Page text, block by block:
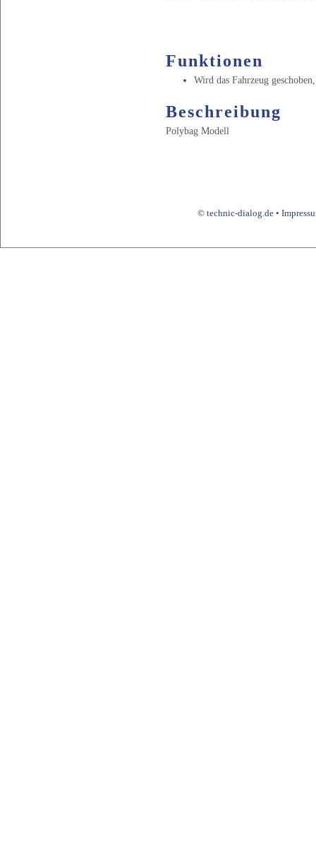
Funktionen
Wird das Fahrzeug
Beschreibung
Polybag Modell
© technic-dialog.de •